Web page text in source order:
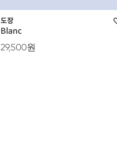
도장
Blanc
29,500원